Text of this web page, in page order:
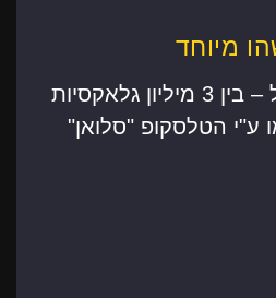
מיוחד
מסע אמיתי בחלל – בין 3 מיליון גלאקסיות
ע"י הטלסקופ "סלואן"